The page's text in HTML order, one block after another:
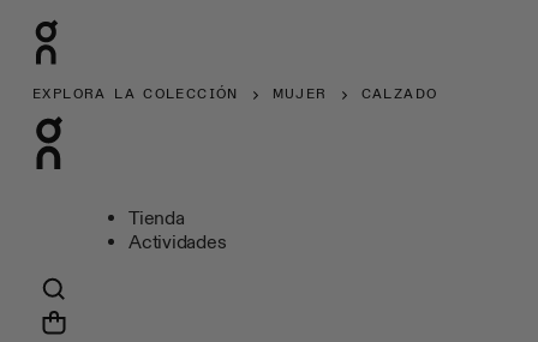
EXPLORA LA COLECCIÓN MUJER CALZADO
Tienda
Actividades